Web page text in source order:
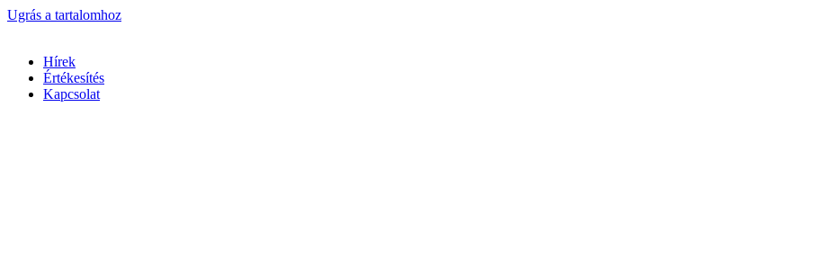
Ugrás a tartalomhoz
Hírek
Értékesítés
Kapcsolat